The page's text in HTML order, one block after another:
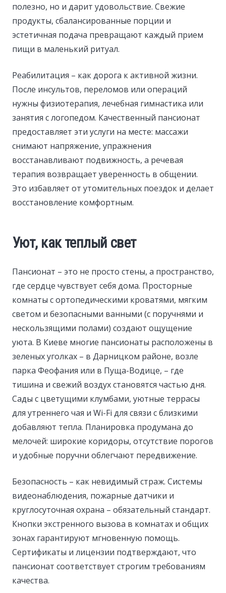
полезно, но и дарит удовольствие. Свежие
продукты, сбалансированные порции и
эстетичная подача превращают каждый прием
пищи в маленький ритуал.
Реабилитация – как дорога к активной жизни.
После инсультов, переломов или операций
нужны физиотерапия, лечебная гимнастика или
занятия с логопедом. Качественный пансионат
предоставляет эти услуги на месте: массажи
снимают напряжение, упражнения
восстанавливают подвижность, а речевая
терапия возвращает уверенность в общении.
Это избавляет от утомительных поездок и делает
восстановление комфортным.
Уют, как теплый свет
Пансионат – это не просто стены, а пространство,
где сердце чувствует себя дома. Просторные
комнаты с ортопедическими кроватями, мягким
светом и безопасными ванными (с поручнями и
нескользящими полами) создают ощущение
уюта. В Киеве многие пансионаты расположены в
зеленых уголках – в Дарницком районе, возле
парка Феофания или в Пуща-Водице, – где
тишина и свежий воздух становятся частью дня.
Сады с цветущими клумбами, уютные террасы
для утреннего чая и Wi-Fi для связи с близкими
добавляют тепла. Планировка продумана до
мелочей: широкие коридоры, отсутствие порогов
и удобные поручни облегчают передвижение.
Безопасность – как невидимый страж. Системы
видеонаблюдения, пожарные датчики и
круглосуточная охрана – обязательный стандарт.
Кнопки экстренного вызова в комнатах и общих
зонах гарантируют мгновенную помощь.
Сертификаты и лицензии подтверждают, что
пансионат соответствует строгим требованиям
качества.